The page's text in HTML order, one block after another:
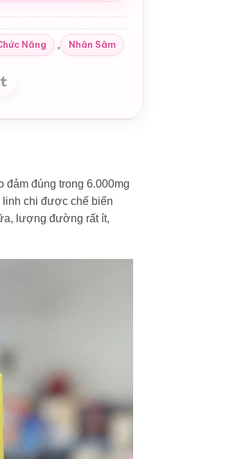
Năng , Nhân Sâm
đảm đúng trong 6.000mg
linh chi được chế biến
lượng đường rất ít,